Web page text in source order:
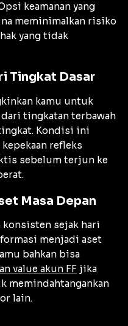
keamanan yang
meminimalkan risiko
yang tidak
Tingkat Dasar
kamu untuk
tingkatan terbawah
Kondisi ini
refleks
sebelum terjun ke
Masa Depan
konsisten sejak hari
menjadi aset
bahkan bisa
value akun FF jika
memindahtangankan
lain.